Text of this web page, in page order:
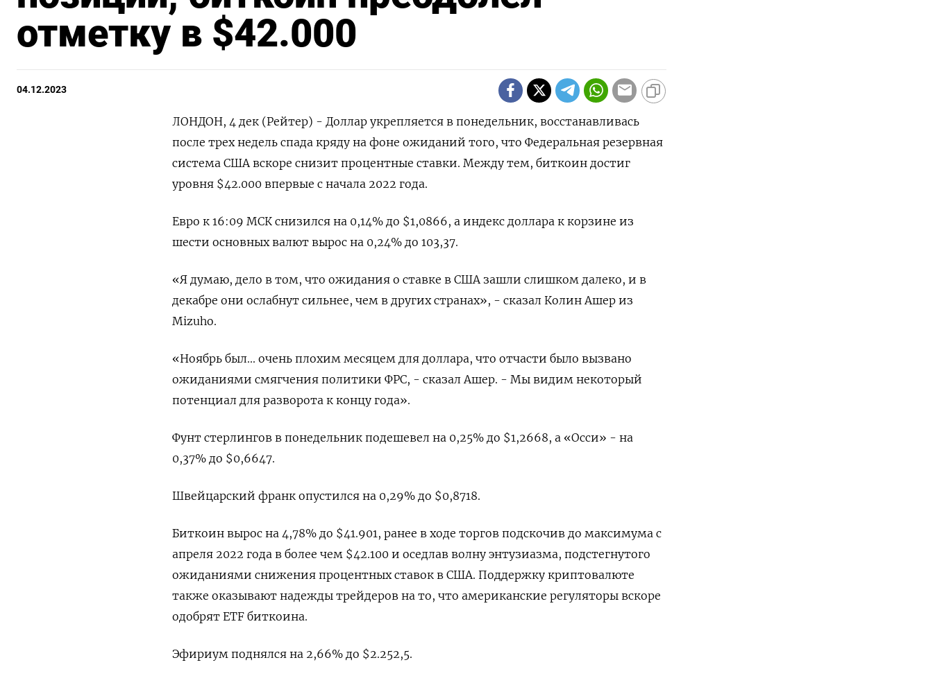
отметку в $42.000
04.12.2023
ЛОНДОН, 4 дек (Рейтер) - Доллар укрепляется в понедельник, восстанавливась
после трех недель спада кряду на фоне ожиданий того, что Федеральная резервная
система США вскоре снизит процентные ставки. Между тем, биткоин достиг
уровня $42.000 впервые с начала 2022 года.
Евро ​к 16:09 МСК снизился на 0,14% до $1,0866, а индекс доллара к корзине из
шести основных валют вырос на 0,24% до 103,37​.
«Я думаю, дело в том, что ожидания о ставке в США зашли слишком далеко, и в
декабре они ослабнут сильнее, чем в других странах», - сказал Колин Ашер из
Mizuho.
«Ноябрь был... очень плохим месяцем для доллара, что отчасти было вызвано
ожиданиями смягчения политики ФРС, - сказал Ашер. - Мы видим некоторый
потенциал для разворота к концу года».
Фунт стерлингов в понедельник подешевел на 0,25% до $1,2668​, а «Осси» - на
0,37% до $0,6647​.
Швейцарский франк опустился на 0,29% до $0,8718​.
Биткоин вырос на 4,78% до $41.901, ранее в ходе торгов подскочив до максимума с
апреля 2022 года в более чем $42.100 и оседлав волну энтузиазма, подстегнутого
ожиданиями снижения процентных ставок в США. Поддержку криптовалюте
также оказывают надежды трейдеров на то, что американские регуляторы вскоре
одобрят ETF биткоина.
Эфириум поднялся на 2,66% до $2.252,5.